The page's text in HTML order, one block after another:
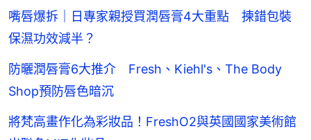
嘴唇爆拆｜日專家親授買潤唇膏4大重點 揀錯包裝
保濕功效減半？
防曬潤唇膏6大推介 Fresh、Kiehl's、The Body
Shop預防唇色暗沉
將梵高畫作化為彩妝品！FreshO2與英國國家美術館